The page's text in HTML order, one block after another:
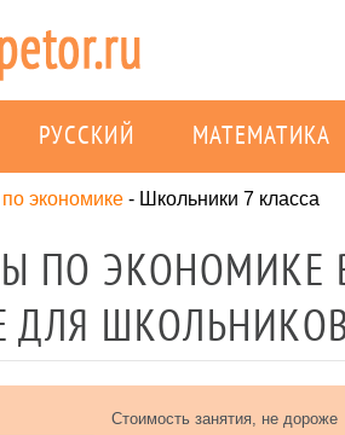
РУССКИЙ МАТЕМАТИКА
экономике - Школьники 7 класса
ПО ЭКОНОМИКЕ
ДЛЯ
Стоимость занятия, не дороже